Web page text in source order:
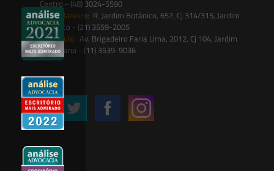
Centro - (48) 3024-5590
Rio de Janeiro: R. Jardim Botânico, 657, Cj 314/315, Jardim
Botânico - (21) 3559-2005
São Paulo: Av. Brigadeiro Faria Lima, 2012, Cj 104, Jardim
Paulistano - (11) 3539-9036
Siga-nos